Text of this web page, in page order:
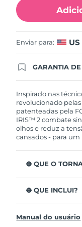
Enviar para: US
GARANTIA
significa que
2 anos após a
produto
e Luna Play
Inspirado nas
revolucionado
patenteadas pela
IRIS™ 2 combate
olhos e reduz a
cansados - para
O QUE O
olhos seguro e
3,5x mais eficaz
Reduz as
O QUE INCLUI?
Cabo de
Manual do usuário
Tailândia
Turquia
Emirados
Unidos
Estados
Uzbequistão
Vietnã